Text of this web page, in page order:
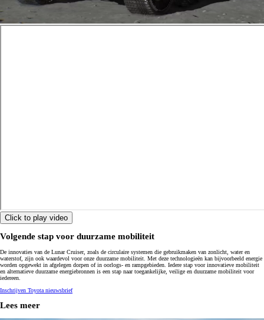
Click to play video
Volgende stap voor duurzame mobiliteit
De innovaties van de Lunar Cruiser, zoals de circulaire systemen die gebruikmaken van zonlicht, water en
waterstof, zijn ook waardevol voor onze duurzame mobiliteit. Met deze technologieën kan bijvoorbeeld energie
worden opgewekt in afgelegen dorpen of in oorlogs- en rampgebieden. Iedere stap voor innovatieve mobiliteit
en alternatieve duurzame energiebronnen is een stap naar toegankelijke, veilige en duurzame mobiliteit voor
iedereen.
Inschrijven Toyota nieuwsbrief
Lees meer